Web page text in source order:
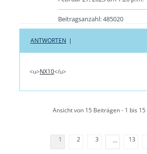
Beitragsanzahl: 485020
ANTWORTEN |
<u>NX10</u>
Ansicht von 15 Beiträgen - 1 bis
1 2 3 … 13